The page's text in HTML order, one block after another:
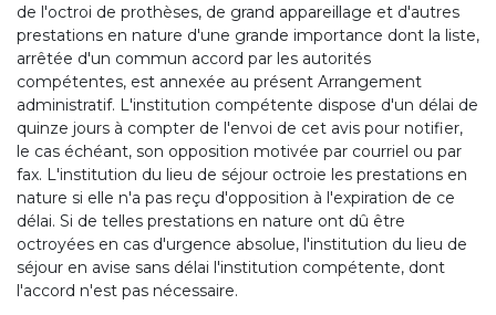
de l'octroi de prothèses, de grand appareillage et d'autres
prestations en nature d'une grande importance dont la liste,
arrêtée d'un commun accord par les autorités
compétentes, est annexée au présent Arrangement
administratif. L'institution compétente dispose d'un délai de
quinze jours à compter de l'envoi de cet avis pour notifier,
le cas échéant, son opposition motivée par courriel ou par
fax. L'institution du lieu de séjour octroie les prestations en
nature si elle n'a pas reçu d'opposition à l'expiration de ce
délai. Si de telles prestations en nature ont dû être
octroyées en cas d'urgence absolue, l'institution du lieu de
séjour en avise sans délai l'institution compétente, dont
l'accord n'est pas nécessaire.